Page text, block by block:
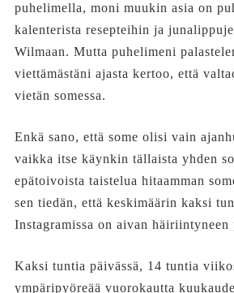
puhelimella, moni muukin asia on
kalenterista resepteihin ja
Wilmaan. Mutta puhelimeni
viettämästäni ajasta kertoo, että
vietän somessa.
Enkä sano, että some olisi vain
vaikka itse käynkin tällaista yhden
epätoivoista taistelua hitaamman
sen tiedän, että keskimäärin kaksi
Instagramissa on aivan häiriintyneen
Kaksi tuntia päivässä, 14 tuntia
ympäripyöreää vuorokautta